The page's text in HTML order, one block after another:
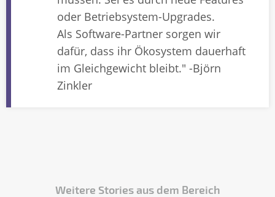
oder Betriebsystem-Upgrades.
Als Software-Partner sorgen wir
dafür, dass ihr Ökosystem dauerhaft
im Gleichgewicht bleibt." -Björn
Zinkler
Weitere Stories aus dem Bereich